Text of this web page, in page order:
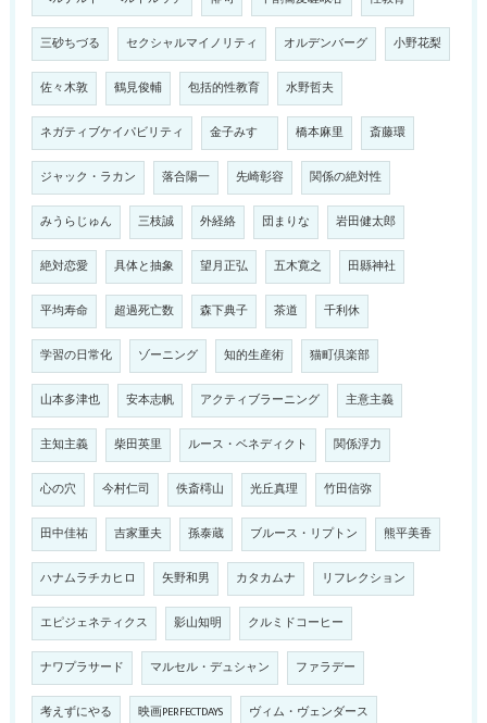
三砂ちづる セクシャルマイノリティ オルデンバーグ 小野花梨
佐々木敦 鶴見俊輔 包括的性教育 水野哲夫
ネガティブケイパビリティ 金子みすゞ 橋本麻里 斎藤環
ジャック・ラカン 落合陽一 先崎彰容 関係の絶対性
みうらじゅん 三枝誠 外経絡 団まりな 岩田健太郎
絶対恋愛 具体と抽象 望月正弘 五木寛之 田縣神社
平均寿命 超過死亡数 森下典子 茶道 千利休
学習の日常化 ゾーニング 知的生産術 猫町倶楽部
山本多津也 安本志帆 アクティブラーニング 主意主義
主知主義 柴田英里 ルース・ベネディクト 関係浮力
心の穴 今村仁司 佚斎樗山 光丘真理 竹田信弥
田中佳祐 吉家重夫 孫泰蔵 ブルース・リプトン 熊平美香
ハナムラチカヒロ 矢野和男 カタカムナ リフレクション
エピジェネティクス 影山知明 クルミドコーヒー
ナワプラサード マルセル・デュシャン ファラデー
考えずにやる 映画PERFECTDAYS ヴィム・ヴェンダース